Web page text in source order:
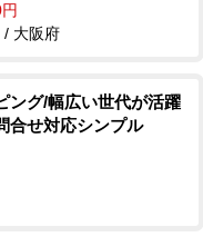
/ 大阪府
ング/幅広い世代が活躍
合せ対応シンプル